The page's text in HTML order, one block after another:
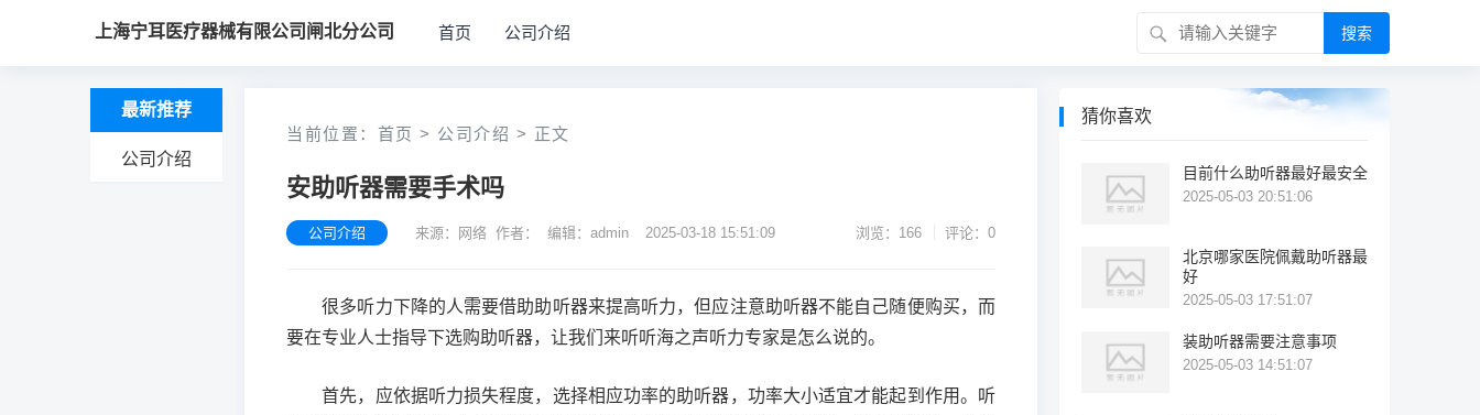
上海宁耳医疗器械有限公司闸北分公司 首页 公司介绍 搜索
最新推荐
公司介绍
当前位置： 首页 > 公司介绍 > 正文
安助听器需要手术吗
公司介绍 来源：网络 作者： 编辑：admin 2025-03-18 15:51:09 浏览：166 评论：0
很多听力下降的人需要借助助听器来提高听力，但应注意助听器不能自己随便购买，而
要在专业人士指导下选购助听器，让我们来听听海之声听力专家是怎么说的。
首先，应依据听力损失程度，选择相应功率的助听器，功率大小适宜才能起到作用。听
猜你喜欢
目前什么助听器最好最安全
2025-05-03 20:51:06
北京哪家医院佩戴助听器最
好
2025-05-03 17:51:07
装助听器需要注意事项
2025-05-03 14:51:07